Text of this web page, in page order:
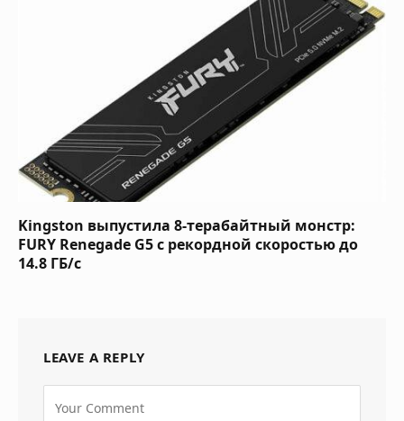
Kingston выпустила 8-терабайтный монстр:
FURY Renegade G5 с рекордной скоростью до
14.8 ГБ/с
LEAVE A REPLY